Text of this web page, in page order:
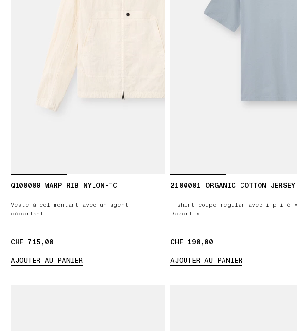
Q100009 WARP RIB NYLON-TC
Veste à col montant avec un agent
déperlant
CHF 715,00
CHF 715,00
AJOUTER AU PANIER
2100001 ORGANIC COTTON JERSEY
T-shirt coupe regular avec imprimé «
Desert »
CHF 190,00
CHF 190,00
AJOUTER AU PANIER